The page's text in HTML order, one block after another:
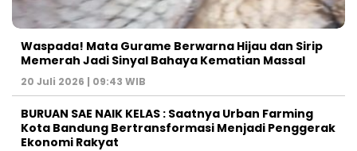
Waspada! Mata Gurame Berwarna Hijau dan Sirip
Memerah Jadi Sinyal Bahaya Kematian Massal
20 Juli 2026 | 09:43 WIB
BURUAN SAE NAIK KELAS : Saatnya Urban Farming
Kota Bandung Bertransformasi Menjadi Penggerak
Ekonomi Rakyat